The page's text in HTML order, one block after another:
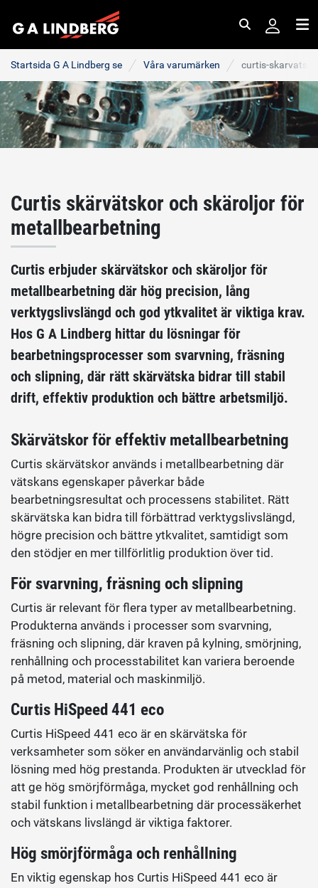
Startsida G A Lindberg se Våra varumärken curtis-
Curtis skärvätskor och skäroljor för
metallbearbetning
Curtis erbjuder skärvätskor och skäroljor för
metallbearbetning där hög precision, lång
verktygslivslängd och god ytkvalitet är viktiga krav.
Hos G A Lindberg hittar du lösningar för
bearbetningsprocesser som svarvning, fräsning
och slipning, där rätt skärvätska bidrar till stabil
drift, effektiv produktion och bättre arbetsmiljö.
Skärvätskor för effektiv metallbearbetning
Curtis skärvätskor används i metallbearbetning där
vätskans egenskaper påverkar både
bearbetningsresultat och processens stabilitet. Rätt
skärvätska kan bidra till förbättrad verktygslivslängd,
högre precision och bättre ytkvalitet, samtidigt som
den stödjer en mer tillförlitlig produktion över tid.
För svarvning, fräsning och slipning
Curtis är relevant för flera typer av metallbearbetning.
Produkterna används i processer som svarvning,
fräsning och slipning, där kraven på kylning, smörjning,
renhållning och processtabilitet kan variera beroende
på metod, material och maskinmiljö.
Curtis HiSpeed 441 eco
Curtis HiSpeed 441 eco är en skärvätska för
verksamheter som söker en användarvänlig och stabil
lösning med hög prestanda. Produkten är utvecklad för
att ge hög smörjförmåga, mycket god renhållning och
stabil funktion i metallbearbetning där processäkerhet
och vätskans livslängd är viktiga faktorer.
Hög smörjförmåga och renhållning
En viktig egenskap hos Curtis HiSpeed 441 eco är